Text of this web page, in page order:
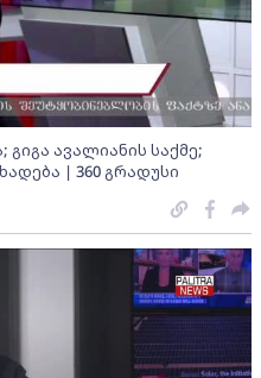
ავალიანის საქმე;
| 360 გრადუსი